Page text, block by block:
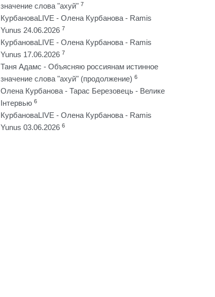
значение слова "ахуй" 7
КурбановаLIVE - Олена Курбанова - Ramis
Yunus 24.06.2026 7
КурбановаLIVE - Олена Курбанова - Ramis
Yunus 17.06.2026 7
Таня Адамс - Объясняю россиянам истинное
значение слова "ахуй" (продолжение) 6
Олена Курбанова - Тарас Березовець - Велике
Інтервью 6
КурбановаLIVE - Олена Курбанова - Ramis
Yunus 03.06.2026 6